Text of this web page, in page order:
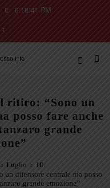
6:18:42 PM
ritiro: “Sono un
posso fare anche
grande
Luglio
10
un difensore centrale ma posso
grande emozione”